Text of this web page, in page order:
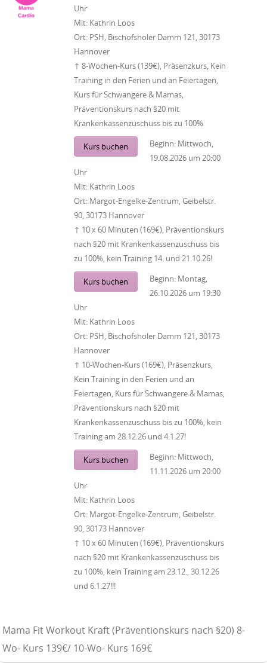
Uhr
Mit: Kathrin Loos
Ort: PSH, Bischofsholer Damm 121, 30173
Hannover
↑ 8-Wochen-Kurs (139€), Präsenzkurs, Kein
Training in den Ferien und an Feiertagen,
Kurs für Schwangere & Mamas,
Präventionskurs nach §20 mit
Krankenkassenzuschuss bis zu 100%
Kurs buchen Beginn: Mittwoch,
19.08.2026 um 20:00
Uhr
Mit: Kathrin Loos
Ort: Margot-Engelke-Zentrum, Geibelstr.
90, 30173 Hannover
↑ 10 x 60 Minuten (169€), Präventionskurs
nach §20 mit Krankenkassenzuschuss bis
zu 100%, kein Training 14. und 21.10.26!
Kurs buchen Beginn: Montag,
26.10.2026 um 19:30
Uhr
Mit: Kathrin Loos
Ort: PSH, Bischofsholer Damm 121, 30173
Hannover
↑ 10-Wochen-Kurs (169€), Präsenzkurs,
Kein Training in den Ferien und an
Feiertagen, Kurs für Schwangere & Mamas,
Präventionskurs nach §20 mit
Krankenkassenzuschuss bis zu 100%, kein
Training am 28.12.26 und 4.1.27!
Kurs buchen Beginn: Mittwoch,
11.11.2026 um 20:00
Uhr
Mit: Kathrin Loos
Ort: Margot-Engelke-Zentrum, Geibelstr.
90, 30173 Hannover
↑ 10 x 60 Minuten (169€), Präventionskurs
nach §20 mit Krankenkassenzuschuss bis
zu 100%, kein Training am 23.12., 30.12.26
und 6.1.27!!!
Mama Fit Workout Kraft (Präventionskurs nach §20) 8-
Wo- Kurs 139€/ 10-Wo- Kurs 169€